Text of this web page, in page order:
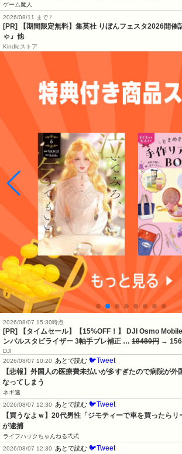
ゲーム魔人
2026/08/11 まで！
[PR] 【期間限定無料】集英社 りぼんフェスタ2026開催
ゃ』他
Kindleストア
2026/08/07 15:30時点
[PR] 【タイムセール】【15%OFF！】 DJI Osmo
ンバルスタビライザー 3軸手ブレ補正 … 18480円 →
DJI
2026/08/07 10:20
あとで読む 🐦Tweet
【悲報】外国人の医療費未払いが多すぎたので病院が外
なってしまう
ネギ速
2026/08/07 12:30
あとで読む 🐦Tweet
【買うなよｗ】20代男性「ジモティーで車を買ったら
が逮捕
ライフハックちゃんねる弐式
2026/08/07 12:30
あとで読む 🐦Tweet